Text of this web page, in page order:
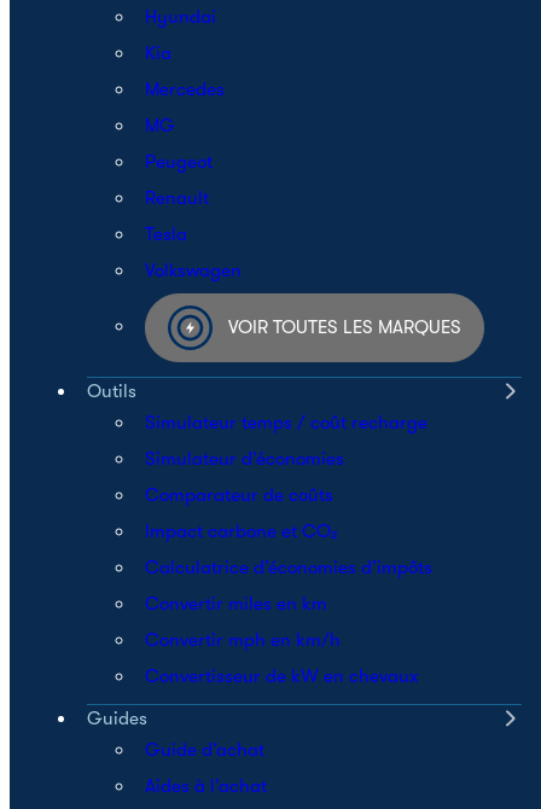
Hyundai
Kia
Mercedes
MG
Peugeot
Renault
Tesla
Volkswagen
VOIR TOUTES LES MARQUES
Outils
Simulateur temps / coût recharge
Simulateur d’économies
Comparateur de coûts
Impact carbone et CO₂
Calculatrice d’économies d’impôts
Convertir miles en km
Convertir mph en km/h
Convertisseur de kW en chevaux
Guides
Guide d’achat
Aides à l’achat